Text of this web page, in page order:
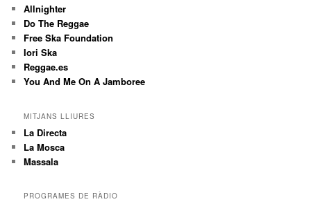
Allnighter
Do The Reggae
Free Ska Foundation
Iori Ska
Reggae.es
You And Me On A Jamboree
MITJANS LLIURES
La Directa
La Mosca
Massala
PROGRAMES DE RÀDIO